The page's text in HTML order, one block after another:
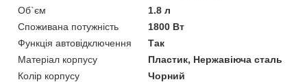
Об`єм
1.8 л
Споживана потужність
1800 Вт
Функція автовідключення
Так
Матеріал корпусу
Пластик, Нержавіюча сталь
Колір корпусу
Чорний